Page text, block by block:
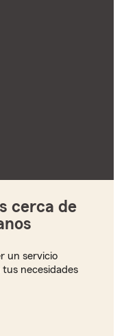
cerca de
un servicio
tus necesidades